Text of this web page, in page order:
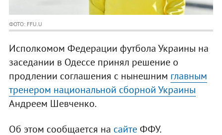
ФОТО: FFU.U
Исполкомом Федерации футбола Украины на
заседании в Одессе принял решение о
продлении соглашения с нынешним главным
тренером национальной сборной Украины
Андреем Шевченко.
Об этом сообщается на сайтеФФУ.